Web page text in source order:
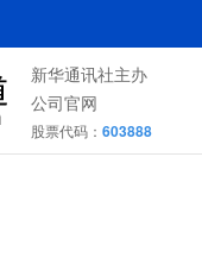
新华通讯社主办
公司官网
股票代码： 603888